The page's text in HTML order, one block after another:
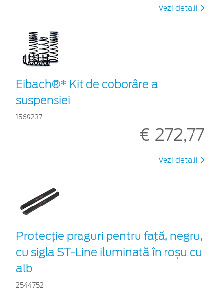
Vezi detalii
Eibach®* Kit de coborâre a
suspensiei
1569237
€ 272,77
Vezi detalii
Protecţie praguri pentru faţă, negru,
cu sigla ST-Line iluminată în roșu cu
alb
2544752